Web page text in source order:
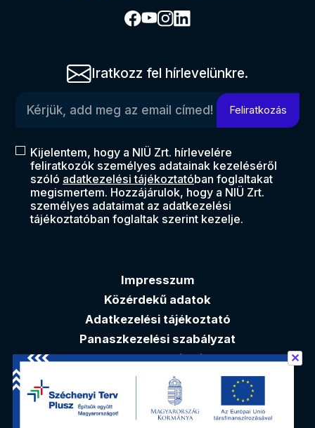
Iratkozz fel hírlevelünkre.
Feliratkozás
Kijelentem, hogy a NIÜ Zrt. hírlevelére
feliratkozók személyes adatainak kezeléséről
szóló adatkezelési tájékoztatóban foglaltakat
megismertem. Hozzájárulok, hogy a NIÜ Zrt.
személyes adataimat az adatkezelési
tájékoztatóban foglaltak szerint kezelje.
Impresszum
Közérdekű adatok
Adatkezelési tájékoztató
Panaszkezelési szabályzat
Akadálymentesítési nyilatkozat
Elérhetőségek
✕